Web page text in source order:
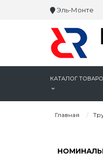
Эль-Монте
КАТАЛОГ
Главная